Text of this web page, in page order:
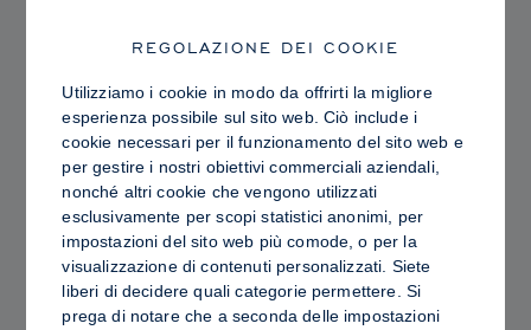
PRO TIPS
REGOLAZIONE DEI COOKIE
Utilizziamo i cookie in modo da offrirti la migliore
esperienza possibile sul sito web. Ciò include i
cookie necessari per il funzionamento del sito web e
per gestire i nostri obiettivi commerciali aziendali,
nonché altri cookie che vengono utilizzati
esclusivamente per scopi statistici anonimi, per
impostazioni del sito web più comode, o per la
visualizzazione di contenuti personalizzati. Siete
liberi di decidere quali categorie permettere. Si
prega di notare che a seconda delle impostazioni